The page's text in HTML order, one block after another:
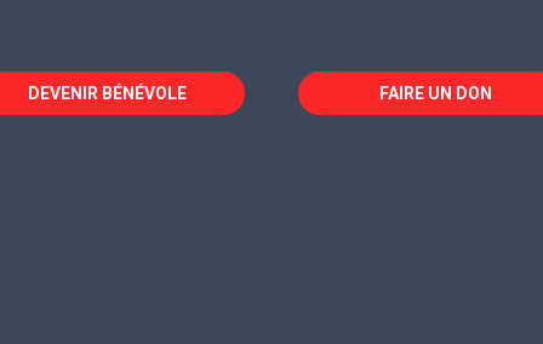
DEVENIR BÉNÉVOLE FAIRE UN DON